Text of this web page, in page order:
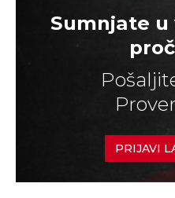
Sumnjate u
PRIJAVI